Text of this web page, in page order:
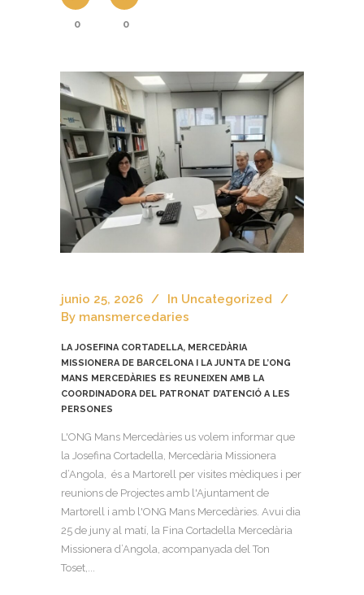
0 0
junio 25, 2026 In Uncategorized
By mansmercedaries
LA JOSEFINA CORTADELLA, MERCEDÀRIA
MISSIONERA DE BARCELONA I LA JUNTA DE L’ONG
MANS MERCEDÀRIES ES REUNEIXEN AMB LA
COORDINADORA DEL PATRONAT D’ATENCIÓ A LES
PERSONES
L'ONG Mans Mercedàries us volem informar que
la Josefina Cortadella, Mercedària Missionera
d’Angola, és a Martorell per visites mèdiques i per
reunions de Projectes amb l'Ajuntament de
Martorell i amb l'ONG Mans Mercedàries. Avui dia
25 de juny al matí, la Fina Cortadella Mercedària
Missionera d’Angola, acompanyada del Ton
Toset,...